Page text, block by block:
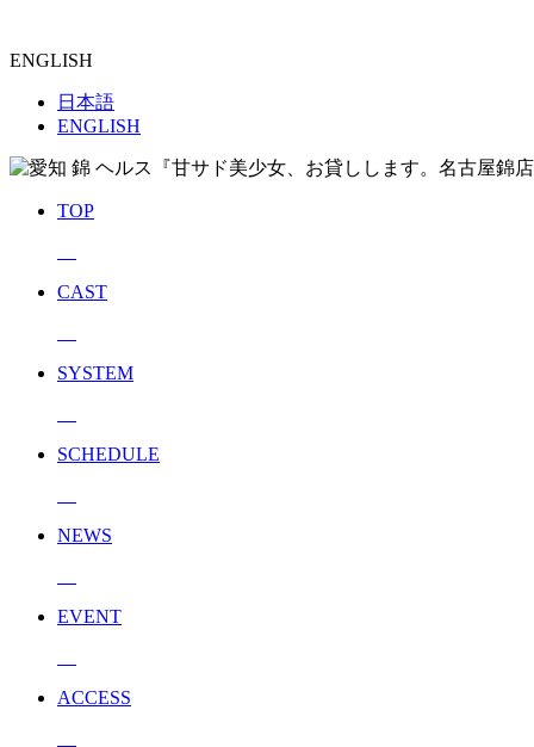
ENGLISH
日本語
ENGLISH
TOP
CAST
SYSTEM
SCHEDULE
NEWS
EVENT
ACCESS